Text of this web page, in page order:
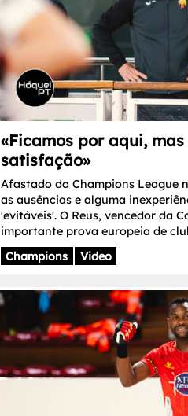
«Ficamos por aqui,
satisfação»
Afastado da Champions League
as ausências e alguma
'evitáveis'. O Reus, vencedor da
importante prova europeia de
Champions
Video